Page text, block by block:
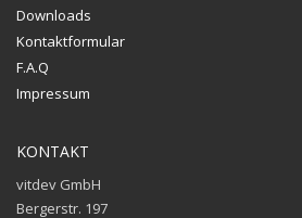
Downloads
Kontaktformular
F.A.Q
Impressum
KONTAKT
vitdev GmbH
Bergerstr. 197